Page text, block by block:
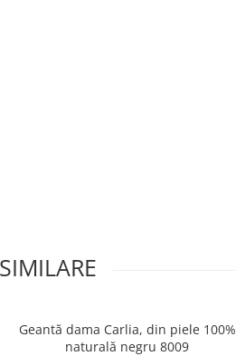
Geantă dama Carlia, din piele 100%
naturală negru 8009